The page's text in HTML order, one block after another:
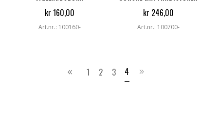
kr 160,00
Art.nr.: 100160-
kr 246,00
Art.nr.: 100700-
1 2 3 4